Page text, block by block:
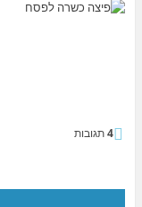
4תגובות